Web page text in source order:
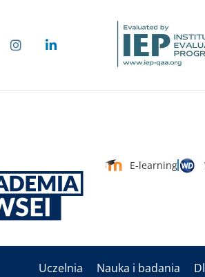
E-learning
Uczelnia Nauka i badania